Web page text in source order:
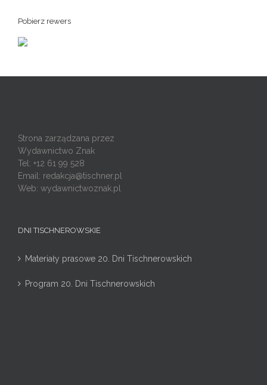
Pobierz rewers
Strona zarządzana przez
Wydawnictwo Znak
Tel: +12 61 99 528
Email: redakcja@tischner.pl
Web: wydawnictwoznak.pl
DNI TISCHNEROWSKIE
Materiały prasowe 20. Dni Tischnerowskich
Program 20. Dni Tischnerowskich